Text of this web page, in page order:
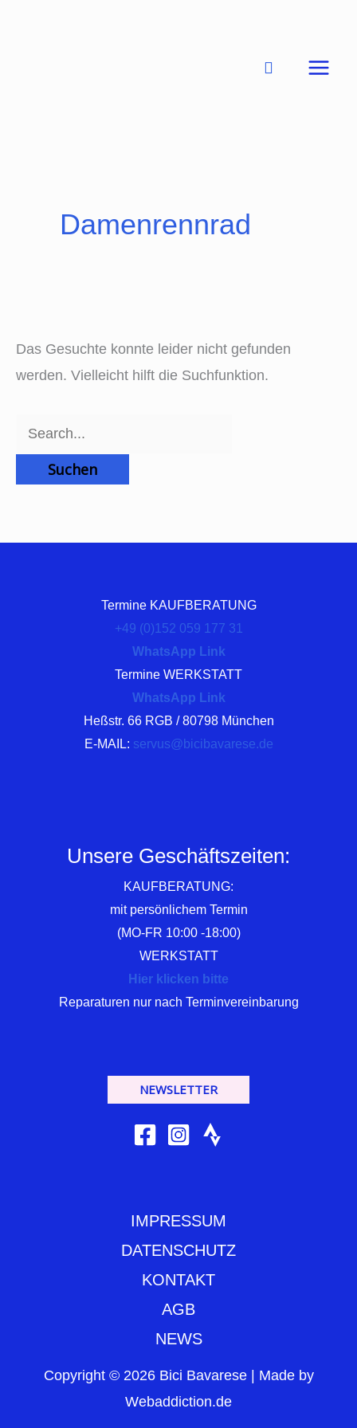
Damenrennrad
Das Gesuchte konnte leider nicht gefunden
werden. Vielleicht hilft die Suchfunktion.
Termine KAUFBERATUNG
+49 (0)152 059 177 31
WhatsApp Link
Termine WERKSTATT
WhatsApp Link
Heßstr. 66 RGB / 80798 München
E-MAIL: servus@bicibavarese.de
Unsere Geschäftszeiten:
KAUFBERATUNG:
mit persönlichem Termin
(MO-FR 10:00 -18:00)
WERKSTATT
Hier klicken bitte
Reparaturen nur nach Terminvereinbarung
NEWSLETTER
IMPRESSUM
DATENSCHUTZ
KONTAKT
AGB
NEWS
Copyright © 2026 Bici Bavarese | Made by
Webaddiction.de